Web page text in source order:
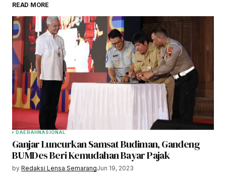
READ MORE
DAERAHNASIONAL
Ganjar Luncurkan Samsat Budiman, Gandeng
BUMDes Beri Kemudahan Bayar Pajak
by Redaksi Lensa SemarangJun 19, 2023